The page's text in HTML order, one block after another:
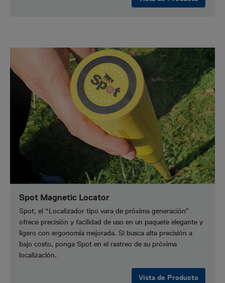
Spot Magnetic Locator
Spot, el “Localizador tipo vara de próxima generación”
ofrece precisión y facilidad de uso en un paquete elegante y
ligero con ergonomía mejorada. Si busca alta precisión a
bajo costo, ponga Spot en el rastreo de su próxima
localización.
Vista de Producto